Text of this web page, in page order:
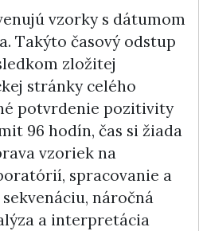
vzorky s dátumom
Takýto časový odstup
zložitej
stránky celého
potvrdenie pozitivity
96 hodín, čas si žiada
vzoriek na
spracovanie a
náročná
a interpretácia